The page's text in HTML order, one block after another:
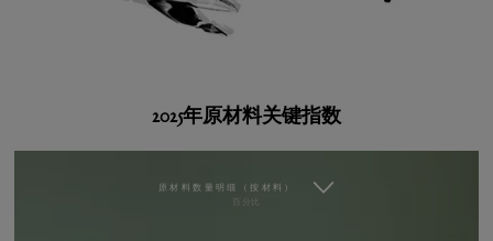
2025年原材料关键指数
原材料数量明细（按材料）
百分比